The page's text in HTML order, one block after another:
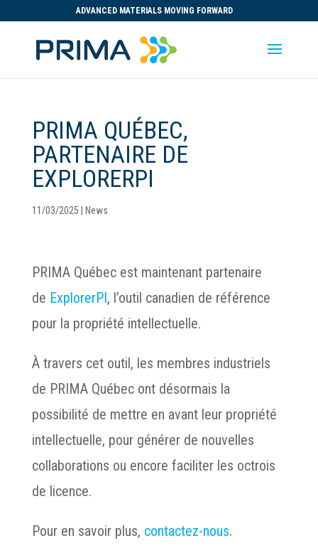
ADVANCED MATERIALS MOVING FORWARD
PRIMA QUÉBEC,
PARTENAIRE DE
EXPLORERPI
11/03/2025 News
PRIMA Québec est maintenant partenaire
de ExplorerPI, l’outil canadien de référence
pour la propriété intellectuelle.
À travers cet outil, les membres industriels
de PRIMA Québec ont désormais la
possibilité de mettre en avant leur propriété
intellectuelle, pour générer de nouvelles
collaborations ou encore faciliter les octrois
de licence.
Pour en savoir plus, contactez-nous.